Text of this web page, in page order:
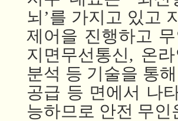
뇌’를 가지고 있고
제어을 진행하고
지면무선통신, 온라
분석 등 기술을 통해
공급 등 면에서 나
능하므로 안전 무인